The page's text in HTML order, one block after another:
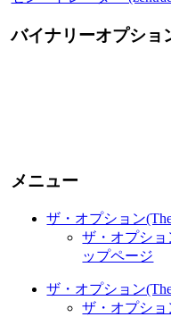
バイナリーオプシ
メニュー
ザ・オプション
ザ・オプショ
ップページ
ザ・オプション
ザ・オプショ